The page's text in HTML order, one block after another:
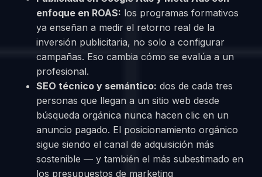
enfoque en ROAS: los programas formativos
ya enseñan a medir el retorno real de la
inversión publicitaria, no solo a configurar
campañas. Eso cambia cómo se evalúa a un
profesional.
SEO técnico y semántico: dos de cada tres
personas que llegan a un sitio web desde
búsqueda orgánica nunca hacen clic en un
anuncio pagado. El posicionamiento orgánico
sigue siendo el canal de adquisición más
sostenible — y también el más subestimado en
los presupuestos de marketing